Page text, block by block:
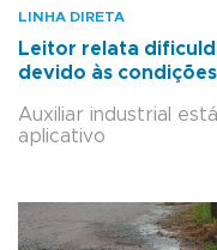
LINHA DIRETA
Leitor relata
devido às
Auxiliar industrial
aplicativo